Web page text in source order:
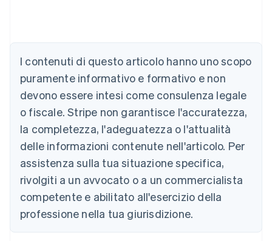
I contenuti di questo articolo hanno uno scopo
puramente informativo e formativo e non
devono essere intesi come consulenza legale
o fiscale. Stripe non garantisce l'accuratezza,
la completezza, l'adeguatezza o l'attualità
delle informazioni contenute nell'articolo. Per
assistenza sulla tua situazione specifica,
rivolgiti a un avvocato o a un commercialista
competente e abilitato all'esercizio della
professione nella tua giurisdizione.
English
Austria
Deutsch English
Belgio
NederlandsFrançaisDeutschEnglish
PortuguêsEnglish
Bulgaria
English
Canada
English Français
Cina continentale
Cipro
English